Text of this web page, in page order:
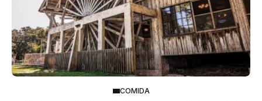
COMIDA